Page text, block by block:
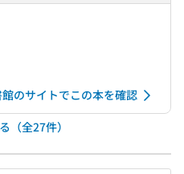
のサイトでこの本を確認
（全27件）